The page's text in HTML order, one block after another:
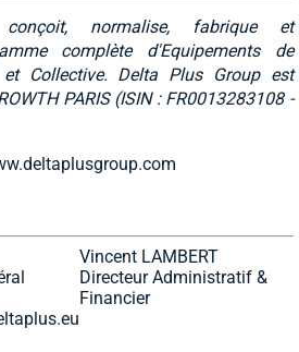
normalise, fabrique et
complète d'Equipements de
Collective. Delta Plus Group est
PARIS (ISIN : FR0013283108 -
Vincent LAMBERT
Directeur Administratif &
Financier